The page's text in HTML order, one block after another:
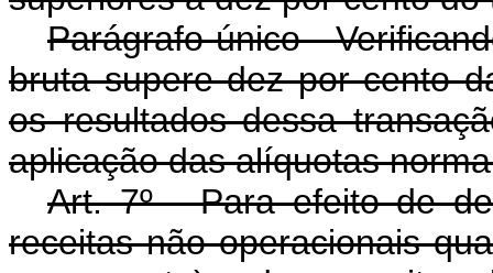
Parágrafo único -
bruta supere dez por cento
os resultados dessa
aplicação das alíquotas
Art. 7º - Para efeito de
receitas não operacionais